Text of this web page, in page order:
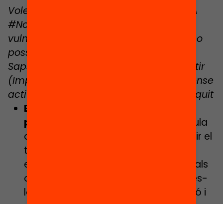
Volem un estiu enriquit per a tothom! A
#NomMunicipi hi ha (nº d’infants
vulnerables) que ho necessiten. Fem-ho
possible! #EstiuEnriquit
Saps que
#NomMunicipi hauria d’invertir
(Import) perquè cap infant es quedi sense
activitats d’estiu enriquides? #EstiuEnriquit
Estigues informat i contacta els
polítics municipals!
Consulta la taula
que hem fet sobre el que ha d’invertir el
teu municipi i escriu un correu
electrònic als responsables municipals
o menciona’ls a les xarxes socials. Fes-
los saber que et preocupa la situació i